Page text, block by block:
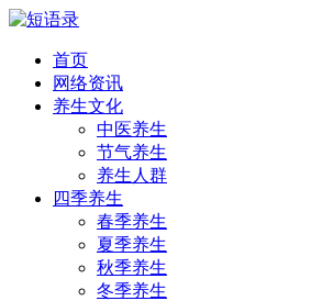
首页
网络资讯
养生文化
中医养生
节气养生
养生人群
四季养生
春季养生
夏季养生
秋季养生
冬季养生